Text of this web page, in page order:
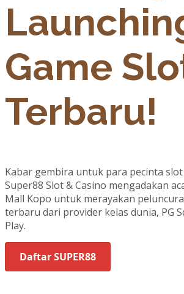
Game
Terbaru!
Kabar gembira untuk para pecinta
Super88 Slot & Casino mengadakan
Mall Kopo untuk merayakan
terbaru dari provider kelas dunia, PG
Play.
Daftar SUPER88